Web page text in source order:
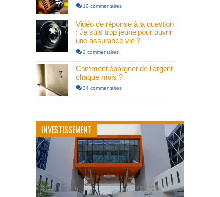
10 commentaires
Vidéo de réponse à la question
: Je suis trop jeune pour ouvrir
une assurance vie ?
2 commentaires
Comment épargner de l’argent
chaque mois ?
34 commentaires
INVESTISSEMENT